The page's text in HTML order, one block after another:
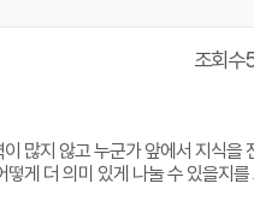
조회수
많지 않고 누군가 앞에서 지식
게 더 의미 있게 나눌 수 있을지